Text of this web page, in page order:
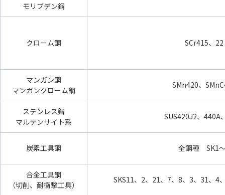
モリブデン鋼
クローム鋼 SCr415、22
マンガン鋼
マンガンクローム鋼
SMn420、
ステンレス鋼
マルテンサイト系
SUS420J2、440A
炭素工具鋼 全鋼種 SK1
合金工具鋼
（切削、耐衝撃工具）
SKS11、2、21、7、8、3、31、4